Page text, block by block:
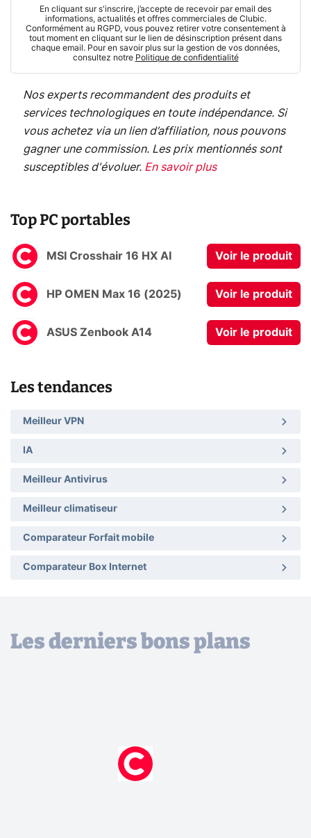
En cliquant sur s'inscrire, j’accepte de recevoir par email des
informations, actualités et offres commerciales de Clubic.
Conformément au RGPD, vous pouvez retirer votre consentement à
tout moment en cliquant sur le lien de désinscription présent dans
chaque email. Pour en savoir plus sur la gestion de vos données,
consultez notre Politique de confidentialité
Nos experts recommandent des produits et
services technologiques en toute indépendance. Si
vous achetez via un lien d’affiliation, nous pouvons
gagner une commission. Les prix mentionnés sont
susceptibles d'évoluer. En savoir plus
Top PC portables
MSI Crosshair 16 HX AI Voir le produit
HP OMEN Max 16 (2025) Voir le produit
ASUS Zenbook A14 Voir le produit
Les tendances
Meilleur VPN
IA
Meilleur Antivirus
Meilleur climatiseur
Comparateur Forfait mobile
Comparateur Box Internet
Les derniers bons plans